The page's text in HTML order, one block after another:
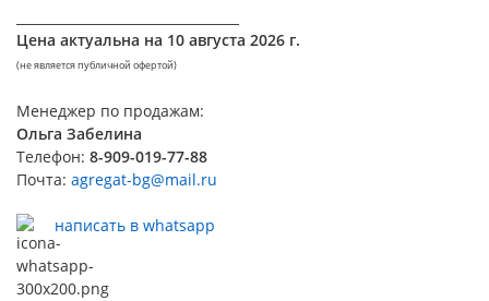
Цена актуальна на 10 августа 2026 г.
(не является публичной офертой)
Менеджер по продажам:
Ольга Забелина
Телефон: 8-909-019-77-88
Почта: agregat-bg@mail.ru
написать в whatsapp